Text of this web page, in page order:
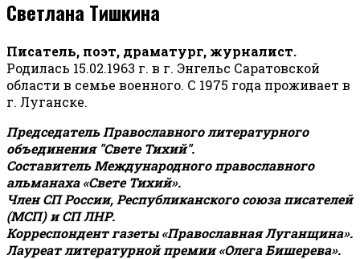
Светлана Тишкина
Писатель, поэт, драматург, журналист.
Родилась 15.02.1963 г. в г. Энгельс Саратовской
области в семье военного. С 1975 года проживает в
г. Луганске.
Председатель Православного литературного
объединения "Свете Тихий".
Составитель Международного православного
альманаха «Свете Тихий».
Член СП России, Республиканского союза писателей
(МСП) и СП ЛНР.
Корреспондент газеты «Православная Луганщина».
Лауреат литературной премии «Олега Бишерева».